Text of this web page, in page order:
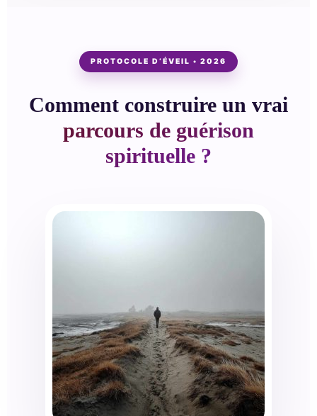
PROTOCOLE D’ÉVEIL • 2026
Comment construire un vrai
parcours de guérison
spirituelle ?